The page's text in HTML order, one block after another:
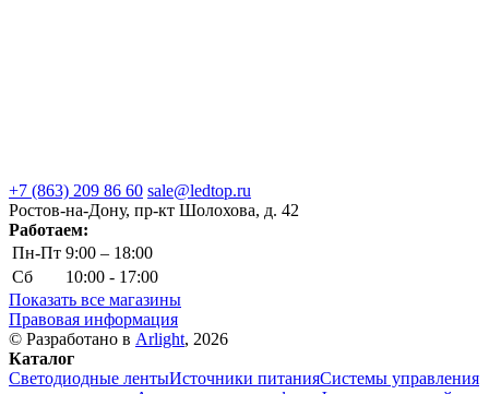
+7 (863) 209 86 60 sale@ledtop.ru
Ростов-на-Дону, пр-кт Шолохова, д. 42
Работаем:
Пн-Пт 9:00 – 18:00
Сб
10:00 - 17:00
Показать все магазины
Правовая информация
© Разработано в Arlight, 2026
Каталог
Светодиодные лентыИсточники питанияСистемы управления